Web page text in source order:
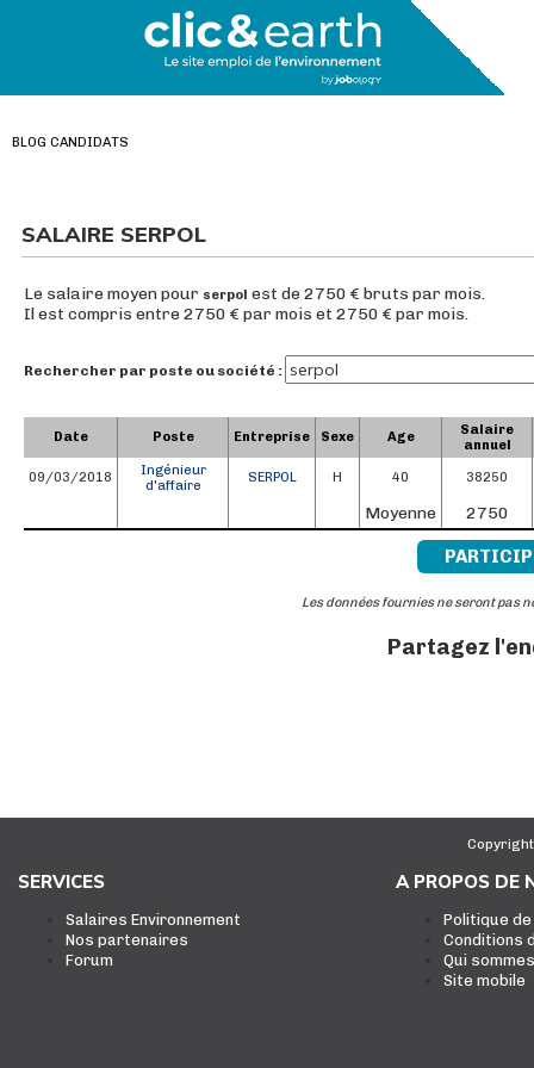
BLOG CANDIDATS
SALAIRE SERPOL
Le salaire moyen pour serpol est de 2750 € bruts par mois.
Il est compris entre 2750 € par mois et 2750 € par mois.
Rechercher par poste ou société :
Date Poste Entreprise Sexe Age
Salaire
annuel
09/03/2018
Ingénieur
d'affaire
SERPOL H 40 38250
Moyenne 2750
Les données fournies ne seront pas
Partagez
SERVICES
Salaires Environnement
Nos partenaires
Forum
A PROPOS DE
Politique
Conditions
Qui
Site mobile